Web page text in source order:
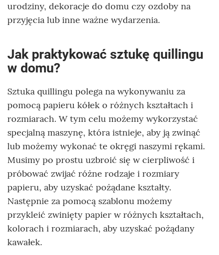
urodziny, dekoracje do domu czy ozdoby na
przyjęcia lub inne ważne wydarzenia.
Jak praktykować sztukę quillingu
w domu?
Sztuka quillingu polega na wykonywaniu za
pomocą papieru kółek o różnych kształtach i
rozmiarach. W tym celu możemy wykorzystać
specjalną maszynę, która istnieje, aby ją zwinąć
lub możemy wykonać te okręgi naszymi rękami.
Musimy po prostu uzbroić się w cierpliwość i
próbować zwijać różne rodzaje i rozmiary
papieru, aby uzyskać pożądane kształty.
Następnie za pomocą szablonu możemy
przykleić zwinięty papier w różnych kształtach,
kolorach i rozmiarach, aby uzyskać pożądany
kawałek.